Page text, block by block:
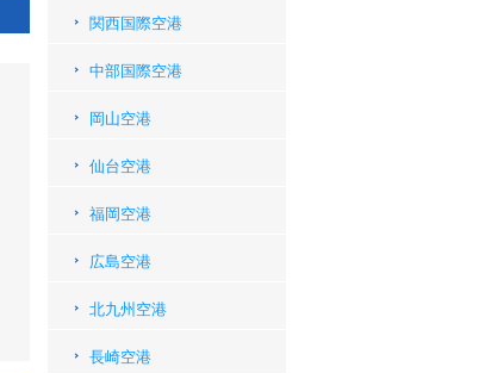
関西国際空港
中部国際空港
岡山空港
仙台空港
福岡空港
広島空港
北九州空港
長崎空港